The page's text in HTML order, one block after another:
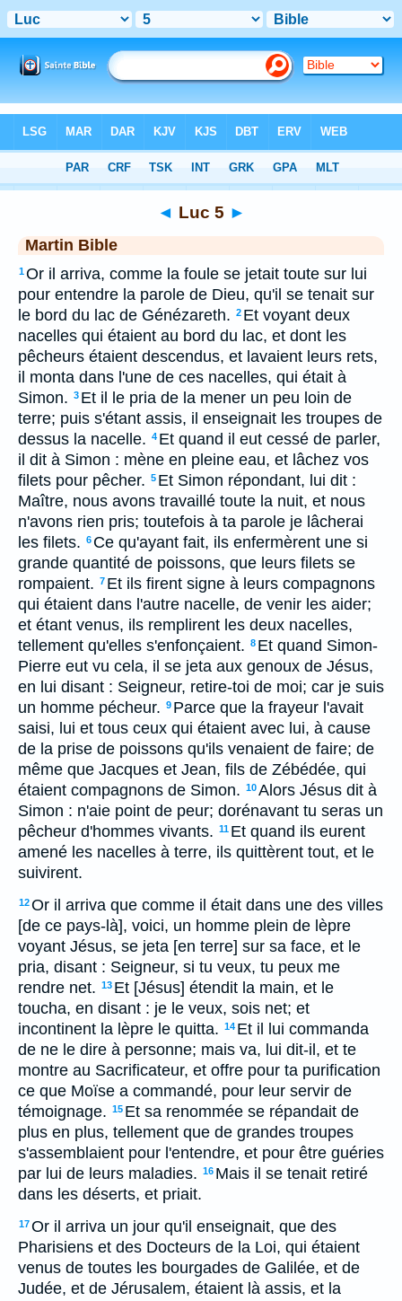
◄ Luc 5 ►
Martin Bible
1Or il arriva, comme la foule se jetait toute sur lui
pour entendre la parole de Dieu, qu'il se tenait sur
le bord du lac de Génézareth. 2 Et voyant deux
nacelles qui étaient au bord du lac, et dont les
pêcheurs étaient descendus, et lavaient leurs rets,
il monta dans l'une de ces nacelles, qui était à
Simon. 3 Et il le pria de la mener un peu loin de
terre; puis s'étant assis, il enseignait les troupes de
dessus la nacelle. 4 Et quand il eut cessé de parler,
il dit à Simon : mène en pleine eau, et lâchez vos
filets pour pêcher. 5 Et Simon répondant, lui dit :
Maître, nous avons travaillé toute la nuit, et nous
n'avons rien pris; toutefois à ta parole je lâcherai
les filets. 6 Ce qu'ayant fait, ils enfermèrent une si
grande quantité de poissons, que leurs filets se
rompaient. 7 Et ils firent signe à leurs compagnons
qui étaient dans l'autre nacelle, de venir les aider;
et étant venus, ils remplirent les deux nacelles,
tellement qu'elles s'enfonçaient. 8 Et quand Simon-
Pierre eut vu cela, il se jeta aux genoux de Jésus,
en lui disant : Seigneur, retire-toi de moi; car je suis
un homme pécheur. 9 Parce que la frayeur l'avait
saisi, lui et tous ceux qui étaient avec lui, à cause
de la prise de poissons qu'ils venaient de faire; de
même que Jacques et Jean, fils de Zébédée, qui
étaient compagnons de Simon. 10Alors Jésus dit à
Simon : n'aie point de peur; dorénavant tu seras un
pêcheur d'hommes vivants. 11 Et quand ils eurent
amené les nacelles à terre, ils quittèrent tout, et le
suivirent.
12Or il arriva que comme il était dans une des villes
[de ce pays-là], voici, un homme plein de lèpre
voyant Jésus, se jeta [en terre] sur sa face, et le
pria, disant : Seigneur, si tu veux, tu peux me
rendre net. 13 Et [Jésus] étendit la main, et le
toucha, en disant : je le veux, sois net; et
incontinent la lèpre le quitta. 14 Et il lui commanda
de ne le dire à personne; mais va, lui dit-il, et te
montre au Sacrificateur, et offre pour ta purification
ce que Moïse a commandé, pour leur servir de
témoignage. 15 Et sa renommée se répandait de
plus en plus, tellement que de grandes troupes
s'assemblaient pour l'entendre, et pour être guéries
par lui de leurs maladies. 16 Mais il se tenait retiré
dans les déserts, et priait.
17Or il arriva un jour qu'il enseignait, que des
Pharisiens et des Docteurs de la Loi, qui étaient
venus de toutes les bourgades de Galilée, et de
Judée, et de Jérusalem, étaient là assis, et la